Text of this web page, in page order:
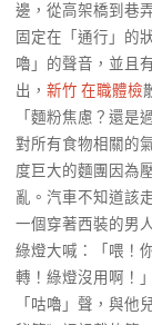
邊，從高架橋到巷
固定在「通行」的
嚕」的聲音，並且
出， 新竹 在職體檢
「麵粉焦慮？還是
對所有食物相關的
度巨大的麵團因為
亂。汽車不知道該
一個穿著西裝的男
綠燈大喊：「喂！
轉！綠燈沒用啊！
「咕嚕」聲，與他